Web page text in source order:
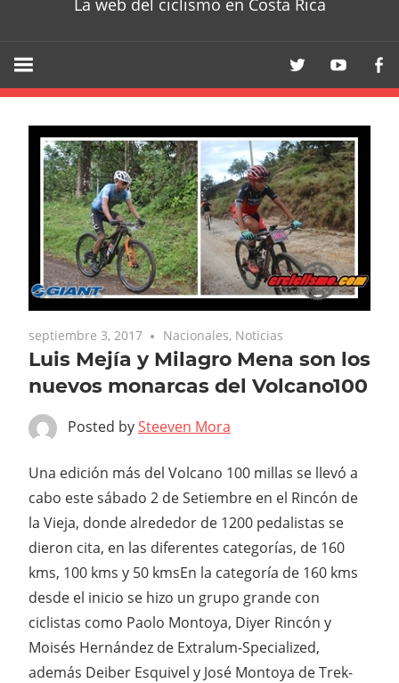
La web del ciclismo en Costa Rica
septiembre 3, 2017 Nacionales, Noticias
Luis Mejía y Milagro Mena son los
nuevos monarcas del Volcano100
Posted bySteeven Mora
Una edición más del Volcano 100 millas se llevó a
cabo este sábado 2 de Setiembre en el Rincón de
la Vieja, donde alrededor de 1200 pedalistas se
dieron cita, en las diferentes categorías, de 160
kms, 100 kms y 50 kmsEn la categoría de 160 kms
desde el inicio se hizo un grupo grande con
ciclistas como Paolo Montoya, Diyer Rincón y
Moisés Hernández de Extralum-Specialized,
además Deiber Esquivel y José Montoya de Trek-